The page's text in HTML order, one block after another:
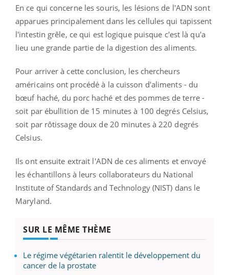
En ce qui concerne les souris, les lésions de l'ADN sont
apparues principalement dans les cellules qui tapissent
l'intestin grêle, ce qui est logique puisque c'est là qu'a
lieu une grande partie de la digestion des aliments.
Pour arriver à cette conclusion, les chercheurs
américains ont procédé à la cuisson d'aliments - du
bœuf haché, du porc haché et des pommes de terre -
soit par ébullition de 15 minutes à 100 degrés Celsius,
soit par rôtissage doux de 20 minutes à 220 degrés
Celsius.
Ils ont ensuite extrait l'ADN de ces aliments et envoyé
les échantillons à leurs collaborateurs du National
Institute of Standards and Technology (NIST) dans le
Maryland.
SUR LE MÊME THÈME
Le régime végétarien ralentit le développement du
cancer de la prostate